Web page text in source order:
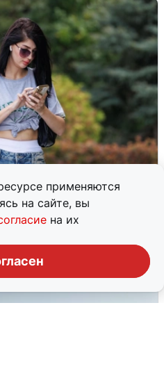
применяются
на сайте, вы
на их
без